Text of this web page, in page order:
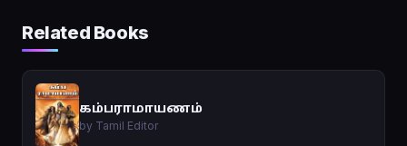
Related Books
கம்பராமாயணம்
by Tamil Editor